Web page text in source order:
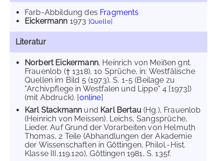
Farb-Abbildung des Fragments
Eickermann 1973 [Quelle]
Literatur
Norbert Eickermann, Heinrich von Meißen gnt.
Frauenlob († 1318), 10 Sprüche, in: Westfälische
Quellen im Bild 5 (1973), S. 1-5 (Beilage zu
"Archivpflege in Westfalen und Lippe" 4 [1973])
(mit Abdruck). [online]
Karl Stackmann und Karl Bertau (Hg.), Frauenlob
(Heinrich von Meissen). Leichs, Sangsprüche,
Lieder. Auf Grund der Vorarbeiten von Helmuth
Thomas, 2 Teile (Abhandlungen der Akademie
der Wissenschaften in Göttingen, Philol.-Hist.
Klasse III,119.120), Göttingen 1981, S. 135f.